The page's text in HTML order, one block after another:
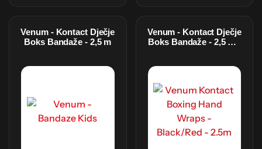
Venum - Kontact Dječje
Boks Bandaže - 2,5 m
Venum - Kontact Dječje
Boks Bandaže - 2,5 m -